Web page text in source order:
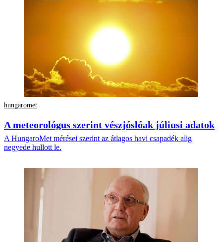
hungaromet
A meteorológus szerint vészjóslóak júliusi adatok
A HungaroMet mérései szerint az átlagos havi csapadék alig
negyede hullott le.